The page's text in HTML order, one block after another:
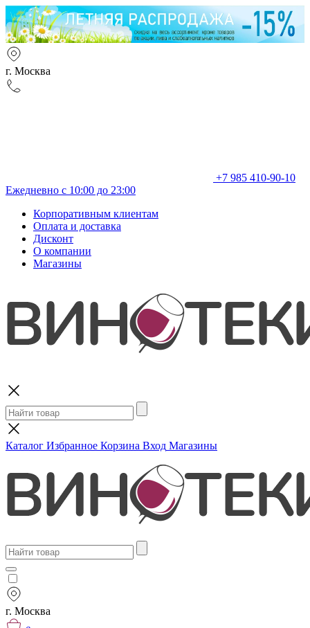
г. Москва
+7 985 410-90-10
Ежедневно с 10:00 до 23:00
Корпоративным клиентам
Оплата и доставка
Дисконт
О компании
Магазины
Каталог Избранное Корзина Вход Магазины
г. Москва